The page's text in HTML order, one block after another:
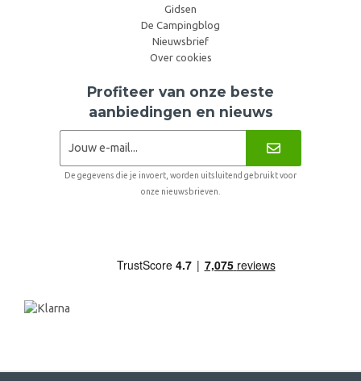
Gidsen
De Campingblog
Nieuwsbrief
Over cookies
Profiteer van onze beste
aanbiedingen en nieuws
De gegevens die je invoert, worden uitsluitend gebruikt voor
onze nieuwsbrieven.